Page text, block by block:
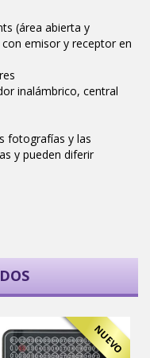
(área abierta y
emisor y receptor en
inalámbrico, central
fotografías y las
y pueden diferir
NUEVO